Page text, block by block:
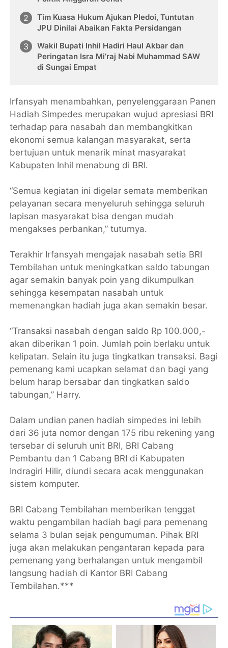
Tim Kuasa Hukum Ajukan Pledoi, Tuntutan
JPU Dinilai Abaikan Fakta Persidangan
Wakil Bupati Inhil Hadiri Haul Akbar dan
Peringatan Isra Mi’raj Nabi Muhammad SAW
di Sungai Empat
Irfansyah menambahkan, penyelenggaraan Panen
Hadiah Simpedes merupakan wujud apresiasi BRI
terhadap para nasabah dan membangkitkan
ekonomi semua kalangan masyarakat, serta
bertujuan untuk menarik minat masyarakat
Kabupaten Inhil menabung di BRI.
“Semua kegiatan ini digelar semata memberikan
pelayanan secara menyeluruh sehingga seluruh
lapisan masyarakat bisa dengan mudah
mengakses perbankan,” tuturnya.
Terakhir Irfansyah mengajak nasabah setia BRI
Tembilahan untuk meningkatkan saldo tabungan
agar semakin banyak poin yang dikumpulkan
sehingga kesempatan nasabah untuk
memenangkan hadiah juga akan semakin besar.
“Transaksi nasabah dengan saldo Rp 100.000,-
akan diberikan 1 poin. Jumlah poin berlaku untuk
kelipatan. Selain itu juga tingkatkan transaksi. Bagi
pemenang kami ucapkan selamat dan bagi yang
belum harap bersabar dan tingkatkan saldo
tabungan,” Harry.
Dalam undian panen hadiah simpedes ini lebih
dari 36 juta nomor dengan 175 ribu rekening yang
tersebar di seluruh unit BRI, BRI Cabang
Pembantu dan 1 Cabang BRI di Kabupaten
Indragiri Hilir, diundi secara acak menggunakan
sistem komputer.
BRI Cabang Tembilahan memberikan tenggat
waktu pengambilan hadiah bagi para pemenang
selama 3 bulan sejak pengumuman. Pihak BRI
juga akan melakukan pengantaran kepada para
pemenang yang berhalangan untuk mengambil
langsung hadiah di Kantor BRI Cabang
Tembilahan.***